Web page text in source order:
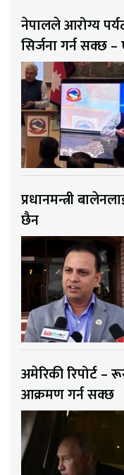
नेपालले आरोग्य
सिर्जना गर्न सक्छ –
प्रधानमन्त्री
छैन
अमेरिकी रिपोर्ट –
आक्रमण गर्न सक्छ